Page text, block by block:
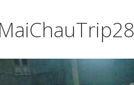
MaiChauTrip28